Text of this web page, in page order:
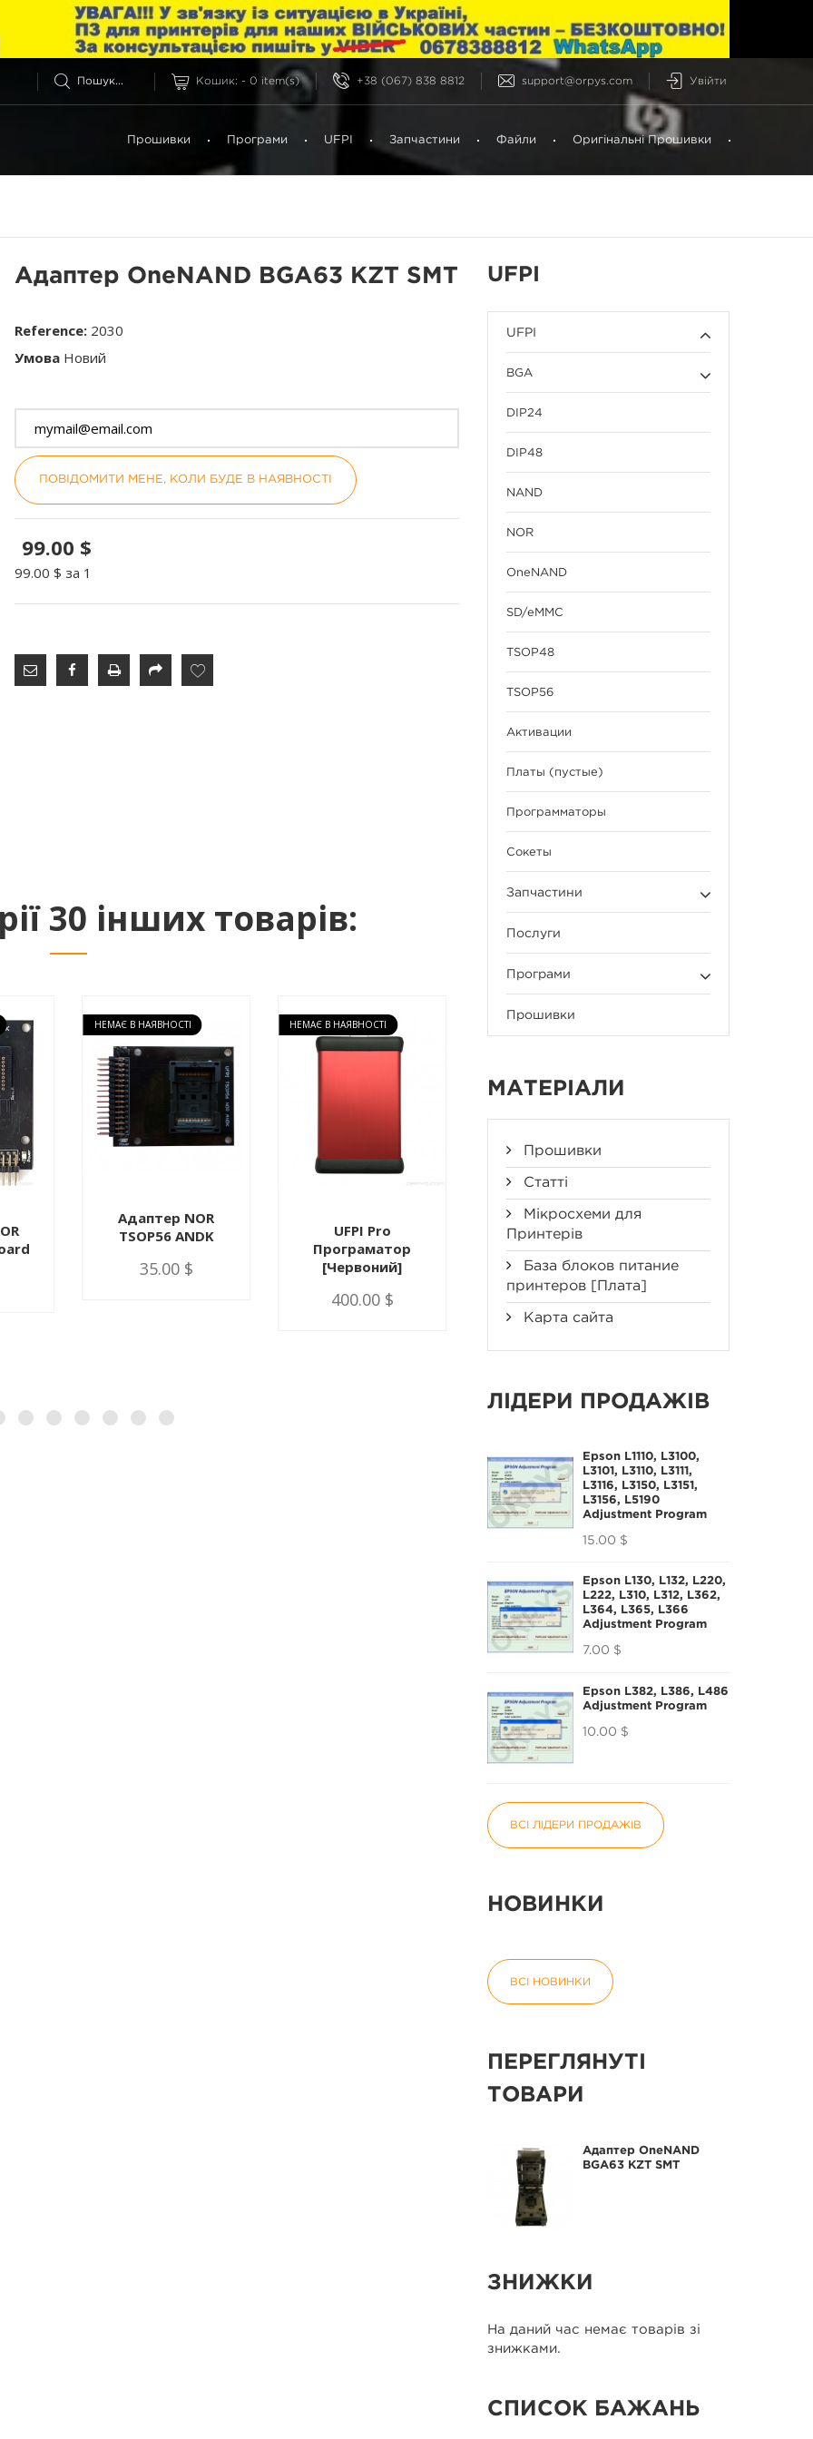
Кошик: - 0 item(s) +38 (067) 838 8812 support@orpys.com Увійти
Прошивки Програми UFPI Запчастини Файли Оригінальні Прошивки
Адаптер OneNAND BGA63 KZT SMT
Reference: 2030
Умова Новий
ПОВІДОМИТИ МЕНЕ, КОЛИ БУДЕ В НАЯВНОСТІ
99.00 $
99.00 $ за 1
30 інших товарів:
НЕМАЄ В НАЯВНОСТІ
Адаптер NOR
TSOP56 ANDK
35.00 $
НЕМАЄ В НАЯВНОСТІ
UFPI Pro
Програматор
[Червоний]
400.00 $
НЕМАЄ В НАЯВНОСТІ
UFPI
Программатор
[Плата] Чистая
89.00 $
Программатор
UFPI
UFPI
BGA
DIP24
DIP48
NAND
NOR
OneNAND
SD/eMMC
TSOP48
TSOP56
Активации
Платы (пустые)
Программаторы
Сокеты
Запчастини
Послуги
Програми
Прошивки
МАТЕРІАЛИ
Прошивки
Статті
Мікросхеми для
Принтерів
База блоков питание
принтеров [Плата]
Карта сайта
ЛІДЕРИ ПРОДАЖІВ
Epson L1110, L3100,
L3101, L3110, L3111,
L3116, L3150, L3151,
L3156, L5190
Adjustment Program
15.00 $
Epson L130, L132, L220,
L222, L310, L312, L362,
L364, L365, L366
Adjustment Program
7.00 $
Epson L382, L386, L486
Adjustment Program
10.00 $
ВСІ ЛІДЕРИ ПРОДАЖІВ
НОВИНКИ
ВСІ НОВИНКИ
ПЕРЕГЛЯНУТІ
ТОВАРИ
Адаптер OneNAND
BGA63 KZT SMT
ЗНИЖКИ
На даний час немає товарів зі
знижками.
СПИСОК БАЖАНЬ